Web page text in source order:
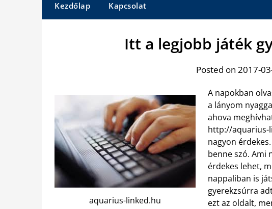
Kezdőlap Kapcsolat
Itt a legjobb játék
Posted on 2017-
aquarius-linked.hu
A napokban
a lányom
ahova
http://aquarius-
nagyon
benne szó. Ami
érdekes lehet,
nappaliban is
gyerekzsúrra
ezt az oldalt,